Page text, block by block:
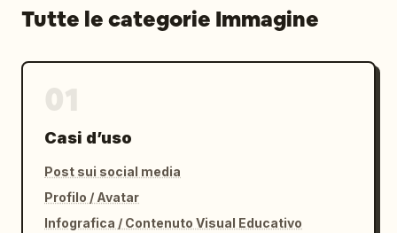
Tutte le categorie Immagine
Casi d’uso
Post sui social media
Profilo / Avatar
Infografica / Contenuto Visual Educativo